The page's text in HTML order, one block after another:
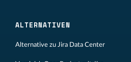
ALTERNATIVEN
Alternative zu Jira Data Center